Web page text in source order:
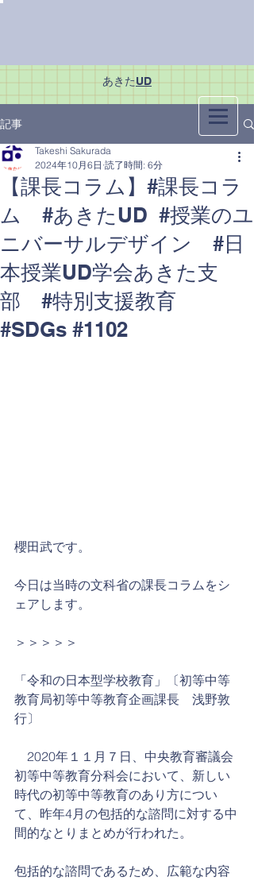
あきたUD
記事
【課長コラム】#課長コラ
ム #あきたUD #授業のユ
ニバーサルデザイン #日
本授業UD学会あきた支
部 #特別支援教育
#SDGs #1102
Takeshi Sakurada
2024年10月6日 読了時間: 6分
櫻田武です。
今日は当時の文科省の課長コラムをシ
ェアします。
＞＞＞＞＞
「令和の日本型学校教育」〔初等中等
教育局初等中等教育企画課長　浅野敦
行〕
2020年１１月７日、中央教育審議会
初等中等教育分科会において、新しい
時代の初等中等教育のあり方につい
て、昨年4月の包括的な諮問に対する中
間的なとりまとめが行われた。
包括的な諮問であるため、広範な内容